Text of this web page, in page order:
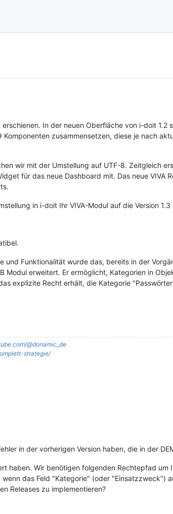
In der neuen Oberfläche von i-doit
zusammensetzen, diese je nach
wir mit der Umstellung auf UTF-8. Zeitgleich
für das neue Dashboard mit. Das neue VIVA
in i-doit Ihr VIVA-Modul auf die Version
und Funktionalität wurde das, bereits in der
Modul erweitert. Er ermöglicht, Kategorien in
explizite Recht erhält, die Kategorie
@donamic_de
strategie/
in der vorherigen Version haben, die in der
haben. Wir benötigen folgenden Rechtepfad
das Feld "Kategorie" (oder "Einsatzzweck")
Releases zu implementieren?